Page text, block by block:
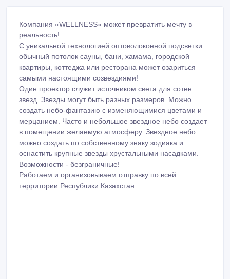
Компания «WELLNESS» может превратить мечту в
реальность!
С уникальной технологией оптоволоконной подсветки
обычный потолок сауны, бани, хамама, городской
квартиры, коттеджа или ресторана может озариться
самыми настоящими созвездиями!
Один проектор служит источником света для сотен
звезд. Звезды могут быть разных размеров. Можно
создать небо-фантазию с изменяющимися цветами и
мерцанием. Часто и небольшое звездное небо создает
в помещении желаемую атмосферу. Звездное небо
можно создать по собственному знаку зодиака и
оснастить крупные звезды хрустальными насадками.
Возможности - безграничные!
Работаем и организовываем отправку по всей
территории Республики Казахстан.